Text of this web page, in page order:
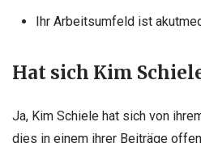
Ihr Arbeitsumfeld ist
Hat sich Kim
Ja, Kim Schiele hat sich von
dies in einem ihrer Beiträge